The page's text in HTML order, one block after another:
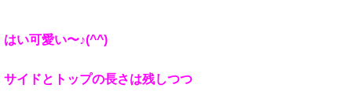
はい可愛い〜♪(^^)
サイドとトップの長さは残しつつ